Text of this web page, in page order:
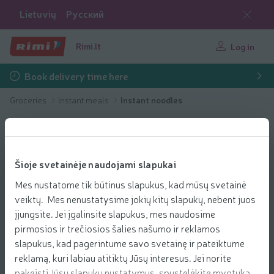
Šioje svetainėje naudojami slapukai
Mes nustatome tik būtinus slapukus, kad mūsų svetainė
veiktų. Mes nenustatysime jokių kitų slapukų, nebent juos
įjungsite. Jei įgalinsite slapukus, mes naudosime
pirmosios ir trečiosios šalies našumo ir reklamos
slapukus, kad pagerintume savo svetainę ir pateiktume
reklamą, kuri labiau atitiktų Jūsų interesus. Jei norite
Lietuvių Русский
Rimi.lt Log in
Book delivery time here
Groceries Instant meals Instant noodles